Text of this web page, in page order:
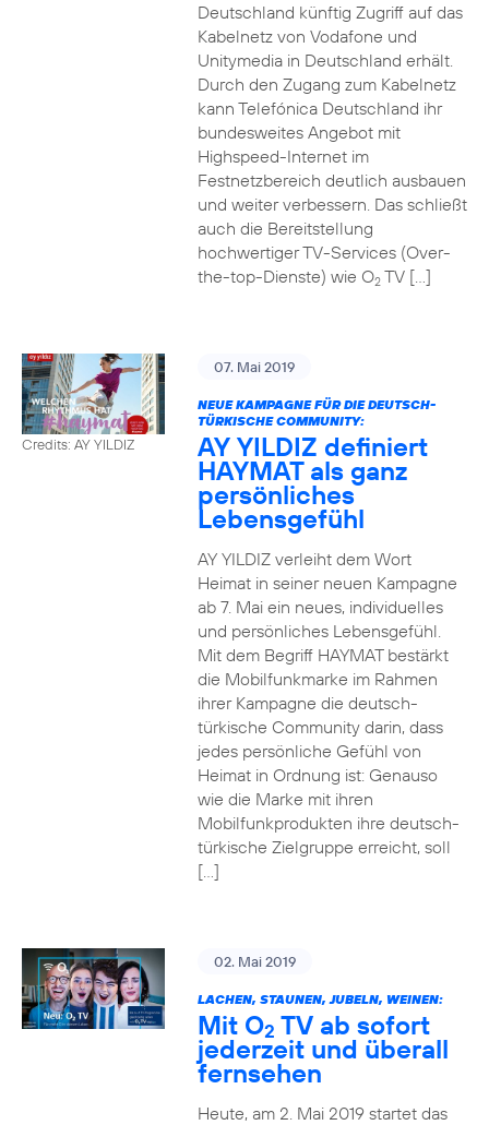
Deutschland künftig Zugriff auf das
Kabelnetz von Vodafone und
Unitymedia in Deutschland erhält.
Durch den Zugang zum Kabelnetz
kann Telefónica Deutschland ihr
bundesweites Angebot mit
Highspeed-Internet im
Festnetzbereich deutlich ausbauen
und weiter verbessern. Das schließt
auch die Bereitstellung
hochwertiger TV-Services (Over-
the-top-Dienste) wie O2TV […]
Credits: AY YILDIZ
07. Mai 2019
NEUE KAMPAGNE FÜR DIE DEUTSCH-
TÜRKISCHE COMMUNITY:
AY YILDIZ definiert
HAYMAT als ganz
persönliches
Lebensgefühl
AY YILDIZ verleiht dem Wort
Heimat in seiner neuen Kampagne
ab 7. Mai ein neues, individuelles
und persönliches Lebensgefühl.
Mit dem Begriff HAYMAT bestärkt
die Mobilfunkmarke im Rahmen
ihrer Kampagne die deutsch-
türkische Community darin, dass
jedes persönliche Gefühl von
Heimat in Ordnung ist: Genauso
wie die Marke mit ihren
Mobilfunkprodukten ihre deutsch-
türkische Zielgruppe erreicht, soll
[…]
02. Mai 2019
LACHEN, STAUNEN, JUBELN, WEINEN:
Mit O2 TV ab sofort
jederzeit und überall
fernsehen
Heute, am 2. Mai 2019 startet das